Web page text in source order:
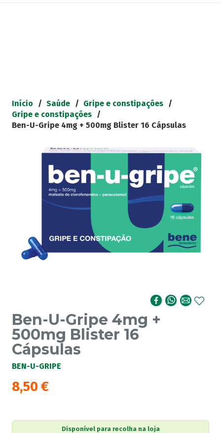
Início / Saúde / Gripe e constipações /
Gripe e constipações /
Ben-U-Gripe 4mg + 500mg Blister 16 Cápsulas
Ben-U-Gripe 4mg +
500mg Blister 16
Cápsulas
BEN-U-GRIPE
8,50 €
Disponível para recolha na loja